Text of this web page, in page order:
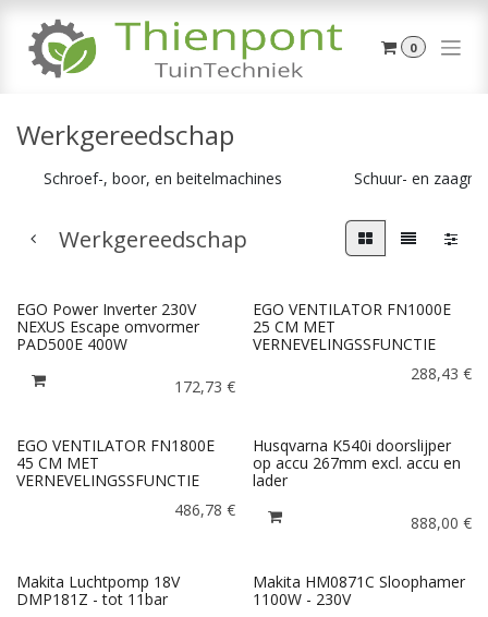
0
Werkgereedschap
Schroef-, boor, en beitelmachines Schuur- en
Werkgereedschap
EGO Power Inverter 230V
NEXUS Escape omvormer
PAD500E 400W
172,73 €
EGO VENTILATOR FN1000E
25 CM MET
VERNEVELINGSSFUNCTIE
288,43 €
EGO VENTILATOR FN1800E
45 CM MET
VERNEVELINGSSFUNCTIE
486,78 €
Husqvarna K540i doorslijper
op accu 267mm excl. accu en
lader
888,00 €
Makita Luchtpomp 18V
DMP181Z - tot 11bar
Makita HM0871C Sloophamer
1100W - 230V